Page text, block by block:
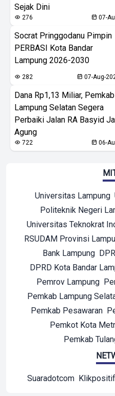
Sejak Dini
276 07-
Socrat Pringgodanu Pimpin
PERBASI Kota Bandar
Lampung 2026-2030
282 07-Aug-
Dana Rp1,13 Miliar, Pemkab
Lampung Selatan Segera
Perbaiki Jalan RA Basyid
Agung
722 06-
Universitas Lampung
Politeknik Negeri
Universitas Teknokrat
RSUDAM Provinsi
Bank Lampung
DPRD Kota Bandar
Pemrov Lampung
Pemkab Lampung
Pemkab Pesawaran
Pemkot Kota
Pemkab
Suaradotcom Klikpositif